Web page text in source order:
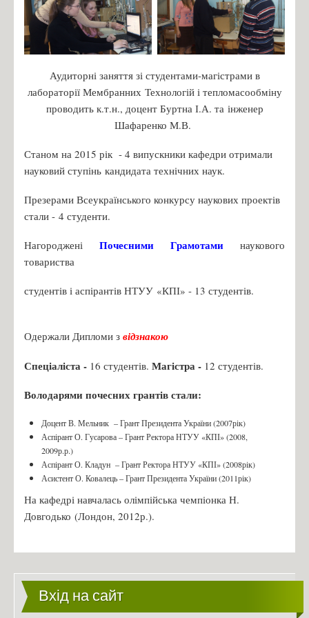
Правила прийому до КПІ ім. Ігоря Сікорського 2025
Офіційні документи
Контакти Приймальної Комісії
Вартість навчання 2022/2023
Кар’єрний путівник КПІ ім. Ігоря Сікорського
Часті питання про ФБТ
Студент
Розклад
Освітні програми
СЕРТИФІКАТНА ПРОГРАМА
Навчальні плани
Силабуси навчальних дисциплін
Магістратура
Переддипломна практика
Робочі програми практики 2024
ПРАКТИКА: РЕКОМЕНДАЦІЇ ДО ОРГАНІЗАЦІЇ,
ПРОХОДЖЕННЯ ТА ЗВІТУВАННЯ
БАКАЛАВРСЬКА ПРАКТИКА: РЕКОМЕНДАЦІЇ ДО
ОРГАНІЗАЦІЇ, ПРОХОДЖЕННЯ ТА ЗВІТУВАННЯ
Зустрічі з роботодавцями
Навчальні програми дисциплін
Студентські організації
Аудиторні заняття зі студентами-магістрами в
лабораторії Мембранних Технологій і тепломасообміну
проводить к.т.н., доцент Буртна І.А. таінженер
Шафаренко М.В.
Станом на 2015 рік - 4 випускники кафедри отримали
науковий ступінь кандидата технічних наук.
Презерами Всеукраїнського конкурсу наукових проектів
стали - 4 студенти.
Нагороджені Почесними Грамотами наукового
товариства
студентів і аспірантів НТУУ «КПІ» - 13 студентів.
Одержали Дипломи з відзнакою
Спеціаліста - 16 студентів. Магістра - 12 студентів.
Володарями почесних грантів стали:
Доцент В. Мельник – Грант Президента України (2007рік)
Аспірант О. Гусарова– Грант Ректора НТУУ «КПІ» (2008,
2009р.р.)
Аспірант О. Кладун – Грант Ректора НТУУ «КПІ» (2008рік)
Асистент О. Ковалець – Грант Президента України (2011рік)
На кафедрі навчалась олімпійська чемпіонка Н.
Довгодько (Лондон, 2012р.).
Вхід на сайт